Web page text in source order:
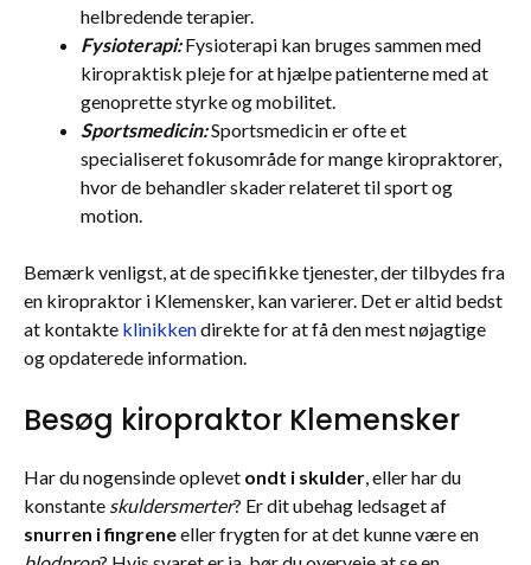
helbredende terapier.
Fysioterapi:Fysioterapi kan bruges sammen med
kiropraktisk pleje for at hjælpe patienterne med at
genoprette styrke og mobilitet.
Sportsmedicin:Sportsmedicin er ofte et
specialiseret fokusområde for mange kiropraktorer,
hvor de behandler skader relateret til sport og
motion.
Bemærk venligst, at de specifikke tjenester, der tilbydes fra
en kiropraktor i Klemensker, kan varierer. Det er altid bedst
at kontakte klinikkendirekte for at få den mest nøjagtige
og opdaterede information.
Besøg kiropraktor Klemensker
Har du nogensinde oplevet ondt i skulder, eller har du
konstante skuldersmerter? Er dit ubehag ledsaget af
snurren i fingreneeller frygten for at det kunne være en